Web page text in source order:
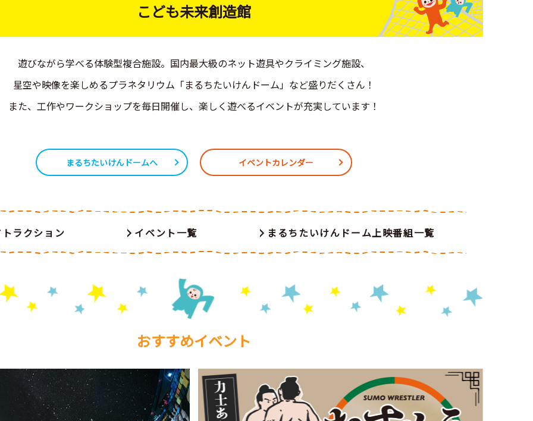
こども未来創造館
遊びながら学べる体験型複合施設。国内最大級のネット遊具やクライミング施設、
星空や映像を楽しめるプラネタリウム「まるちたいけんドーム」など盛りだくさん！
また、工作やワークショップを毎日開催し、楽しく遊べるイベントが充実しています！
まるちたいけんドームへ イベントカレンダー
ラクション イベント一覧 まるちたいけんドーム上映番組一覧
おすすめイベント